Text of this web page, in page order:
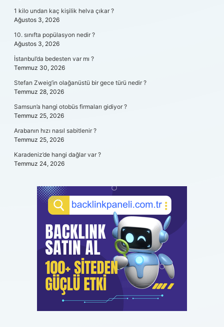
1 kilo undan kaç kişilik helva çıkar ?
Ağustos 3, 2026
10. sınıfta popülasyon nedir ?
Ağustos 3, 2026
İstanbul’da bedesten var mı ?
Temmuz 30, 2026
Stefan Zweig’in olağanüstü bir gece türü nedir ?
Temmuz 28, 2026
Samsun’a hangi otobüs firmaları gidiyor ?
Temmuz 25, 2026
Arabanın hızı nasıl sabitlenir ?
Temmuz 25, 2026
Karadeniz’de hangi dağlar var ?
Temmuz 24, 2026